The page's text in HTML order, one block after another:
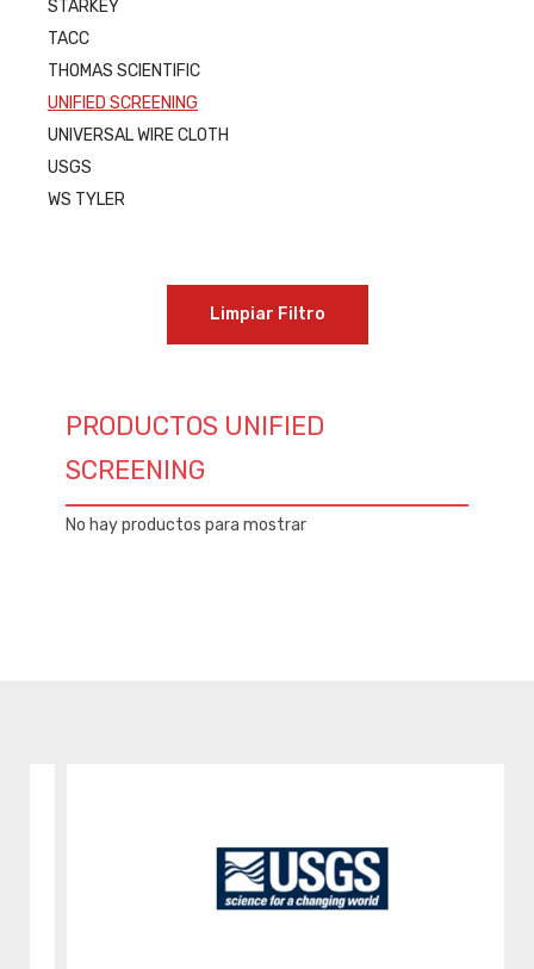
STARKEY
TACC
THOMAS SCIENTIFIC
UNIFIED SCREENING
UNIVERSAL WIRE CLOTH
USGS
WS TYLER
Limpiar Filtro
PRODUCTOS UNIFIED
SCREENING
No hay productos para mostrar